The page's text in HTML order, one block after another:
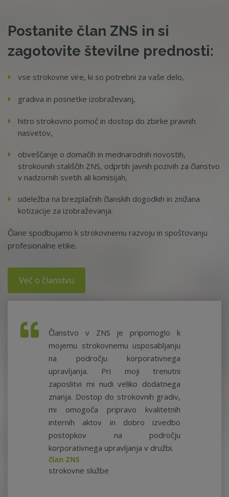
Postanite član ZNS in si
zagotovite številne prednosti:
vse strokovne vire, ki so potrebni za vaše delo,
gradiva in posnetke izobraževanj,
hitro strokovno pomoč in dostop do zbirke pravnih
nasvetov,
obveščanje o domačih in mednarodnih novostih,
strokovnih stališčih ZNS, odprtih javnih pozivih za članstvo
v nadzornih svetih ali komisijah,
udeležba na brezplačnih članskih dogodkih in znižana
kotizacije za izobraževanja.
Člane spodbujamo k strokovnemu razvoju in spoštovanju
profesionalne etike.
Več o članstvu
Članstvo v ZNS je pripomoglo k
mojemu strokovnemu usposabljanju
na področju korporativnega
upravljanja. Pri moji trenutni
zaposlitvi mi nudi veliko dodatnega
znanja. Dostop do strokovnih gradiv,
mi omogoča pripravo kvalitetnih
internih aktov in dobro izvedbo
postopkov na področju
korporativnega upravljanja v družbi.
član ZNS
strokovne službe